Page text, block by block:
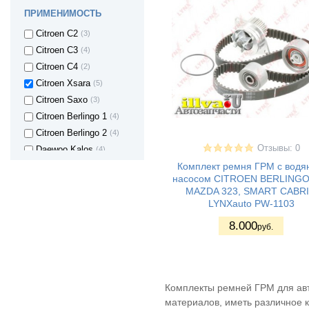
ПРИМЕНИМОСТЬ
Chevrolet Nubira
Citroen C2 (3)
Citroen C3 (4)
Citroen C4 (2)
Citroen Xsara (5)
Citroen Saxo (3)
Citroen Berlingo 1 (4)
Citroen Berlingo 2 (4)
Daewoo Kalos (4) Отзывы: 0
Комплект ремня ГРМ с
насосом CITROEN
MAZDA 323, SMART
LYNXauto PW-1103
8.000руб.
Комплекты ремней ГРМ для
материалов, иметь различное